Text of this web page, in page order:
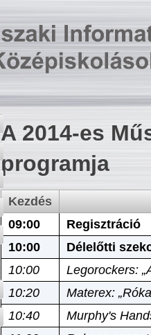
A 2014-es
programja
Kezdés
09:00
Regisztráció
10:00
Délelőtti
10:00
Legorockers:
10:20
Materex:
10:40
Murphy's